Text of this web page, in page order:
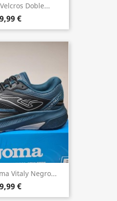
Doble...
€
Vitaly Negro...
€